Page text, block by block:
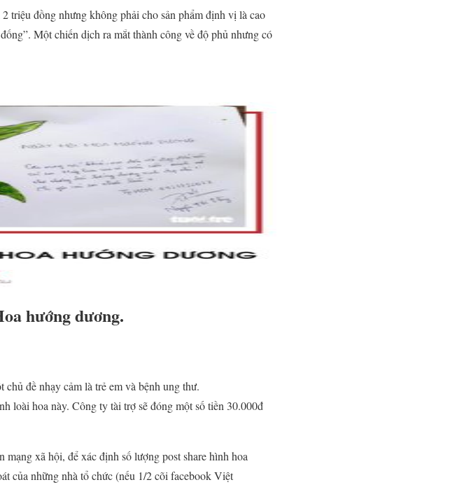
triệu đồng nhưng không phải cho sản phẩm định vị là cao
Một chiến dịch ra mắt thành công về độ phủ nhưng có
hướng dương.
đề nhạy cảm là trẻ em và bệnh ung thư.
loài hoa này. Công ty tài trợ sẽ đóng một số tiền 30.000đ
xã hội, để xác định số lượng post share hình hoa
của những nhà tổ chức (nếu 1/2 cõi facebook Việt